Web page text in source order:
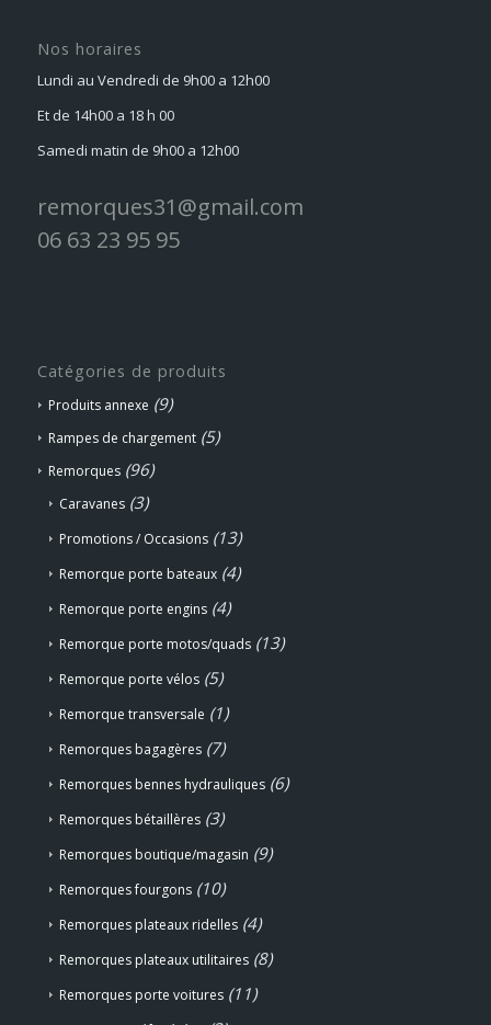
Nos horaires
Lundi au Vendredi de 9h00 a 12h00
Et de 14h00 a 18 h 00
Samedi matin de 9h00 a 12h00
remorques31@gmail.com
06 63 23 95 95
Catégories de produits
Produits annexe (9)
Rampes de chargement (5)
Remorques (96)
Caravanes (3)
Promotions / Occasions (13)
Remorque porte bateaux (4)
Remorque porte engins (4)
Remorque porte motos/quads (13)
Remorque porte vélos (5)
Remorque transversale (1)
Remorques bagagères (7)
Remorques bennes hydrauliques (6)
Remorques bétaillères (3)
Remorques boutique/magasin (9)
Remorques fourgons (10)
Remorques plateaux ridelles (4)
Remorques plateaux utilitaires (8)
Remorques porte voitures (11)